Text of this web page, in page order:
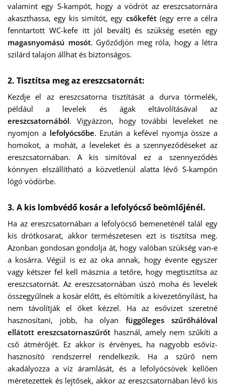
valamint egy S-kampót, hogy a vödröt az ereszcsatornára
akaszthassa, egy kis simítót, egy csőkefét(egy erre a célra
fenntartott WC-kefe itt jól bevált) és szükség esetén egy
magasnyomású mosót. Győződjön meg róla, hogy a létra
szilárd talajon állhat és biztonságos.
2. Tisztítsa meg az ereszcsatornát:
Kezdje el az ereszcsatorna tisztítását a durva törmelék,
például a levelek és ágak eltávolításával az
ereszcsatornából. Vigyázzon, hogy további leveleket ne
nyomjon a lefolyócsőbe. Ezután a kefével nyomja össze a
homokot, a mohát, a leveleket és a szennyeződéseket az
ereszcsatornában. A kis simítóval ez a szennyeződés
könnyen elszállítható a közvetlenül alatta lévő S-kampón
lógó vödörbe.
3. A kis lombvédő kosár a lefolyócső beömlőjénél.
Ha az ereszcsatornában a lefolyócső bemeneténél talál egy
kis drótkosarat, akkor természetesen ezt is tisztítsa meg.
Azonban gondosan gondolja át, hogy valóban szükség van-e
a kosárra. Végül is ez az oka annak, hogy évente egyszer
vagy kétszer fel kell másznia a tetőre, hogy megtisztítsa az
ereszcsatornát. Az ereszcsatornában úszó moha és levelek
összegyűlnek a kosár előtt, és eltömítik a kivezetőnyílást, ha
nem távolítják el őket kézzel. Ha az esővizet szeretné
hasznosítani, jobb, ha olyanfüggőleges szűrőhálóval
ellátott ereszcsatornaszűrőt használ, amely nem szűkíti a
cső átmérőjét. Ez akkor is érvényes, ha nagyobb esővíz-
hasznosító rendszerrel rendelkezik. Ha a szűrő nem
akadályozza a víz áramlását, és a lefolyócsövek kellően
méretezettek és lejtősek, akkor az ereszcsatornában lévő kis